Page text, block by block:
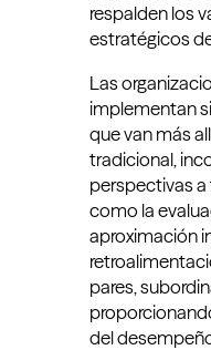
respalden los
estratégicos
Las
implementan
que van más
tradicional,
perspectivas
como la
aproximación
pares,
del